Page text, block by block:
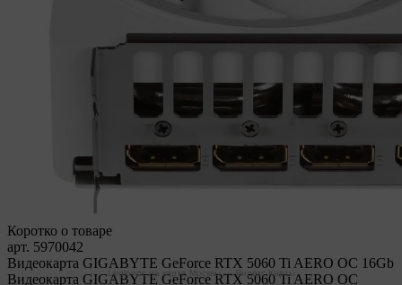
Коротко о товаре
арт. 5970042
Видеокарта GIGABYTE GeForce RTX 5060 Ti AERO OC 16Gb
Видеокарта GIGABYTE GeForce RTX 5060 Ti AERO OC
Legionpc на карте Москвы — Яндекс Карты